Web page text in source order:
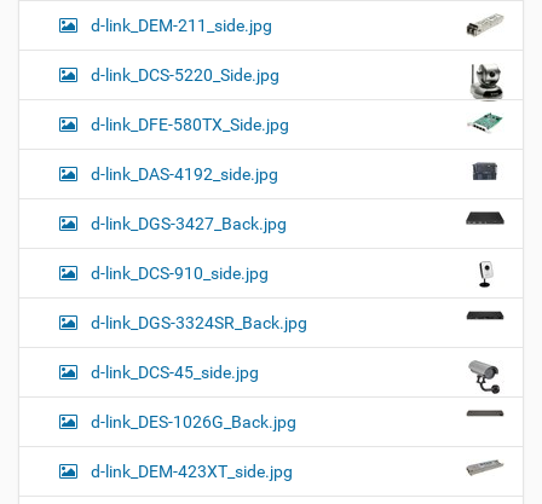
d-link_DEM-211_side.jpg
d-link_DCS-5220_Side.jpg
d-link_DFE-580TX_Side.jpg
d-link_DAS-4192_side.jpg
d-link_DGS-3427_Back.jpg
d-link_DCS-910_side.jpg
d-link_DGS-3324SR_Back.jpg
d-link_DCS-45_side.jpg
d-link_DES-1026G_Back.jpg
d-link_DEM-423XT_side.jpg